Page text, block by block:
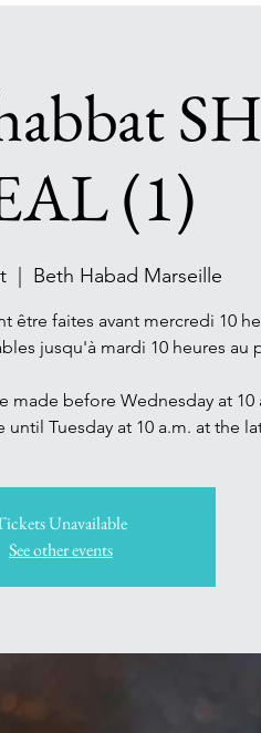
(1)
Beth Habad Marseille
être faites avant mercredi 10
jusqu'à mardi 10 heures au
made before Wednesday at 10
Unavailable
See other events